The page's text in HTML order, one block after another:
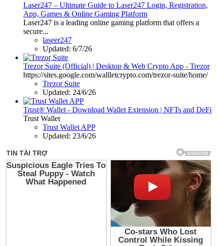
Laser247 – Ultimate Guide to Laser247 Login, Registration,
App, Games & Online Gaming Platform
Laser247 is a leading online gaming platform that offers a
secure...
laseer247
Updated: 6/7/26
Trezor Suite (Official) | Desktop & Web Crypto App - Trezor
https://sites.google.com/wallletcrypto.com/trezor-suite/home/
Trezor Suite
Updated: 24/6/26
Trust® Wallet - Download Wallet Extension | NFTs and DeFi
Trust Wallet
Trust Wallet APP
Updated: 23/6/26